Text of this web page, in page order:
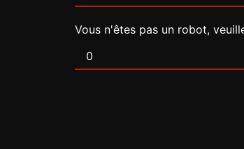
Vous n'êtes pas un robot,